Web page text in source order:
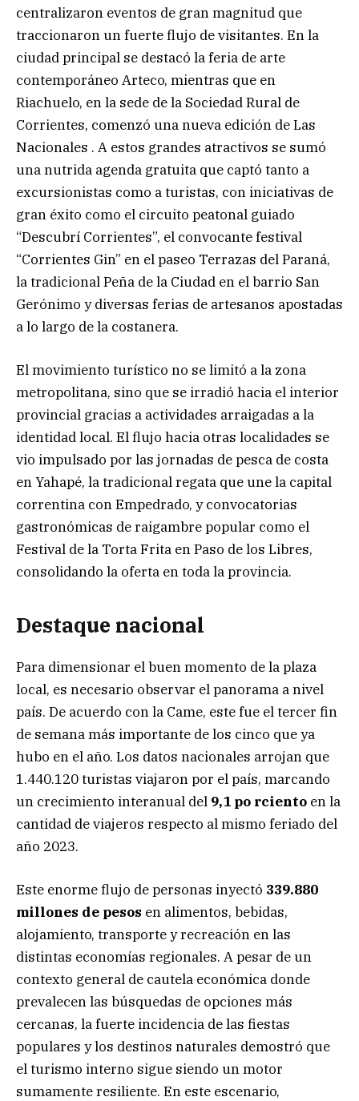
centralizaron eventos de gran magnitud que
traccionaron un fuerte flujo de visitantes. En la
ciudad principal se destacó la feria de arte
contemporáneo Arteco, mientras que en
Riachuelo, en la sede de la Sociedad Rural de
Corrientes, comenzó una nueva edición de Las
Nacionales . A estos grandes atractivos se sumó
una nutrida agenda gratuita que captó tanto a
excursionistas como a turistas, con iniciativas de
gran éxito como el circuito peatonal guiado
“Descubrí Corrientes”, el convocante festival
“Corrientes Gin” en el paseo Terrazas del Paraná,
la tradicional Peña de la Ciudad en el barrio San
Gerónimo y diversas ferias de artesanos apostadas
a lo largo de la costanera.
El movimiento turístico no se limitó a la zona
metropolitana, sino que se irradió hacia el interior
provincial gracias a actividades arraigadas a la
identidad local. El flujo hacia otras localidades se
vio impulsado por las jornadas de pesca de costa
en Yahapé, la tradicional regata que une la capital
correntina con Empedrado, y convocatorias
gastronómicas de raigambre popular como el
Festival de la Torta Frita en Paso de los Libres,
consolidando la oferta en toda la provincia.
Destaque nacional
Para dimensionar el buen momento de la plaza
local, es necesario observar el panorama a nivel
país. De acuerdo con la Came, este fue el tercer fin
de semana más importante de los cinco que ya
hubo en el año. Los datos nacionales arrojan que
1.440.120 turistas viajaron por el país, marcando
un crecimiento interanual del 9,1 po rciento en la
cantidad de viajeros respecto al mismo feriado del
año 2023.
Este enorme flujo de personas inyectó 339.880
millones de pesos en alimentos, bebidas,
alojamiento, transporte y recreación en las
distintas economías regionales. A pesar de un
contexto general de cautela económica donde
prevalecen las búsquedas de opciones más
cercanas, la fuerte incidencia de las fiestas
populares y los destinos naturales demostró que
el turismo interno sigue siendo un motor
sumamente resiliente. En este escenario,